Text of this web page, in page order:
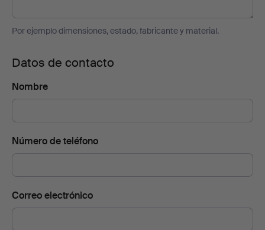
Por ejemplo dimensiones, estado, fabricante y material.
Datos de contacto
Nombre
Número de teléfono
Correo electrónico